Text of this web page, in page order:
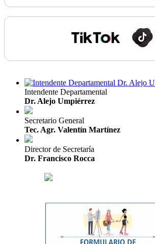
Intendente Departamental
Dr. Alejo Umpiérrez
Secretario General
Tec. Agr. Valentín Martínez
Director de Secretaría
Dr. Francisco Rocca